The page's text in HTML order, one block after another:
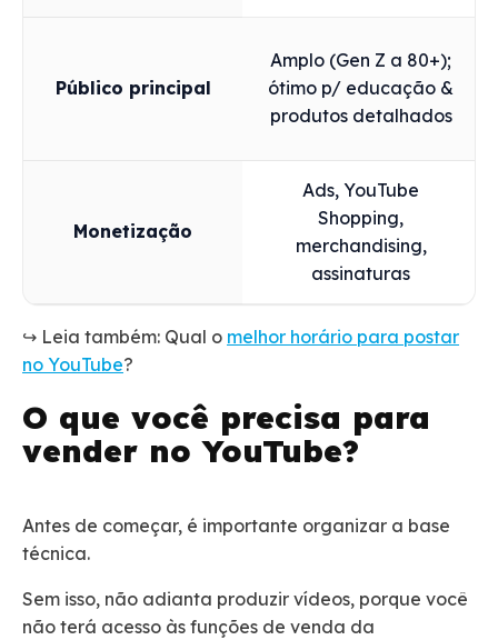
Público principal
Amplo (Gen Z a 80+);
ótimo p/ educação &
produtos detalhados
Monetização
Ads, YouTube
Shopping,
merchandising,
assinaturas
↪️ Leia também: Qual o melhor horário para postar
no YouTube?
O que você precisa para
vender no YouTube?
Antes de começar, é importante organizar a base
técnica.
Sem isso, não adianta produzir vídeos, porque você
não terá acesso às funções de venda da